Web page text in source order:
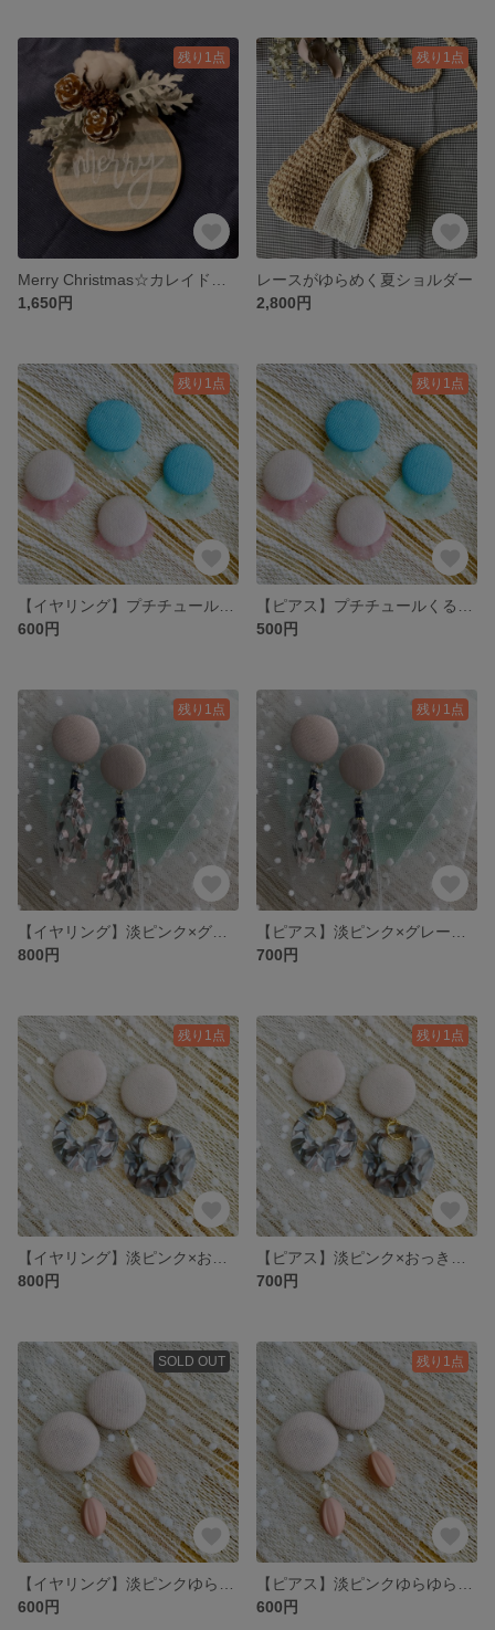
残り1点
1,650円
残り1点
レースがゆらめく夏ショルダー
2,800円
残り1点
600円
残り1点
500円
残り1点
800円
残り1点
700円
残り1点
800円
残り1点
700円
SOLD OUT
600円
残り1点
600円